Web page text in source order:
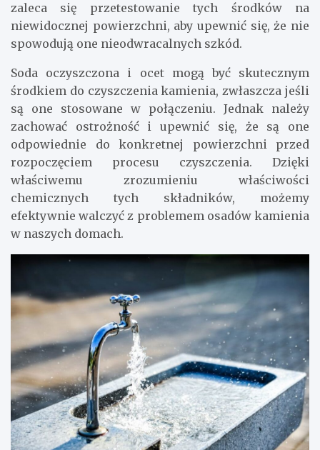
zaleca się przetestowanie tych środków na
niewidocznej powierzchni, aby upewnić się, że nie
spowodują one nieodwracalnych szkód.
Soda oczyszczona i ocet mogą być skutecznym
środkiem do czyszczenia kamienia, zwłaszcza jeśli
są one stosowane w połączeniu. Jednak należy
zachować ostrożność i upewnić się, że są one
odpowiednie do konkretnej powierzchni przed
rozpoczęciem procesu czyszczenia. Dzięki
właściwemu zrozumieniu właściwości
chemicznych tych składników, możemy
efektywnie walczyć z problemem osadów kamienia
w naszych domach.